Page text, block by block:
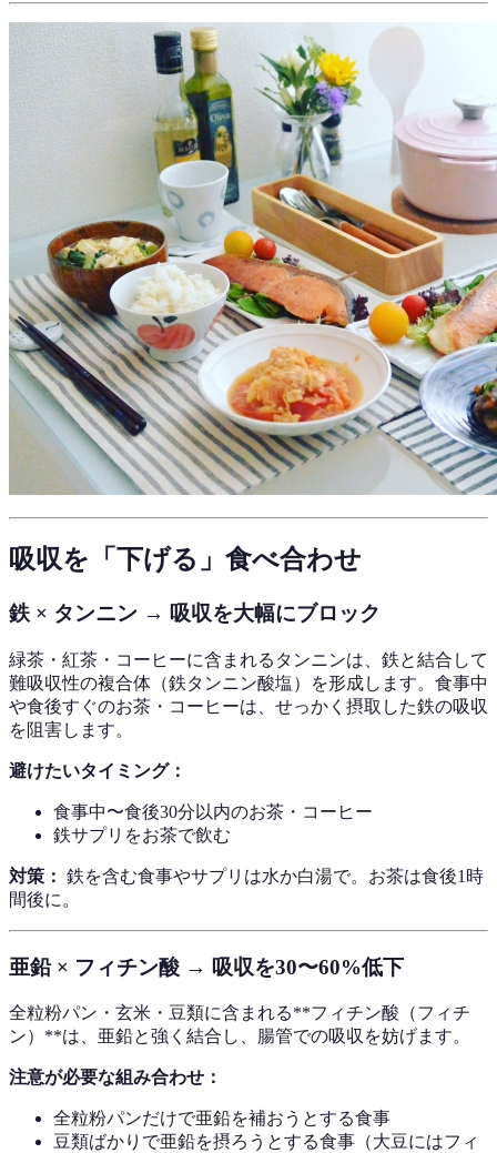
吸収を「下げる」食べ合わせ
鉄 × タンニン → 吸収を大幅にブロック
緑茶・紅茶・コーヒーに含まれるタンニンは、鉄と結合して
難吸収性の複合体（鉄タンニン酸塩）を形成します。食事中
や食後すぐのお茶・コーヒーは、せっかく摂取した鉄の吸収
を阻害します。
避けたいタイミング：
食事中〜食後30分以内のお茶・コーヒー
鉄サプリをお茶で飲む
対策： 鉄を含む食事やサプリは水か白湯で。お茶は食後1時
間後に。
亜鉛 × フィチン酸 → 吸収を30〜60%低下
全粒粉パン・玄米・豆類に含まれる**フィチン酸（フィチ
ン）**は、亜鉛と強く結合し、腸管での吸収を妨げます。
注意が必要な組み合わせ：
全粒粉パンだけで亜鉛を補おうとする食事
豆類ばかりで亜鉛を摂ろうとする食事（大豆にはフィ